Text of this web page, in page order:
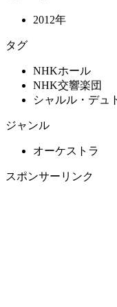
2012年
タグ
NHKホール
NHK交響楽団
シャルル・デュ
ジャンル
オーケストラ
スポンサーリンク